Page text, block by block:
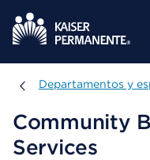
Departamentos y
Departamentos y
Community
Services